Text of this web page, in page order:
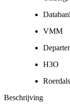
VMM
H3O
Beschrijving